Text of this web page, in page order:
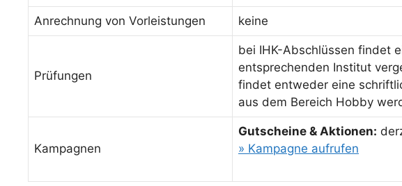
Anrechnung von Vorleistungen keine
Prüfungen
bei IHK-Abschlüssen findet
entsprechenden Institut
findet entweder eine
aus dem Bereich Hobby
Kampagnen
Gutscheine & Aktionen:
» Kampagne aufrufen